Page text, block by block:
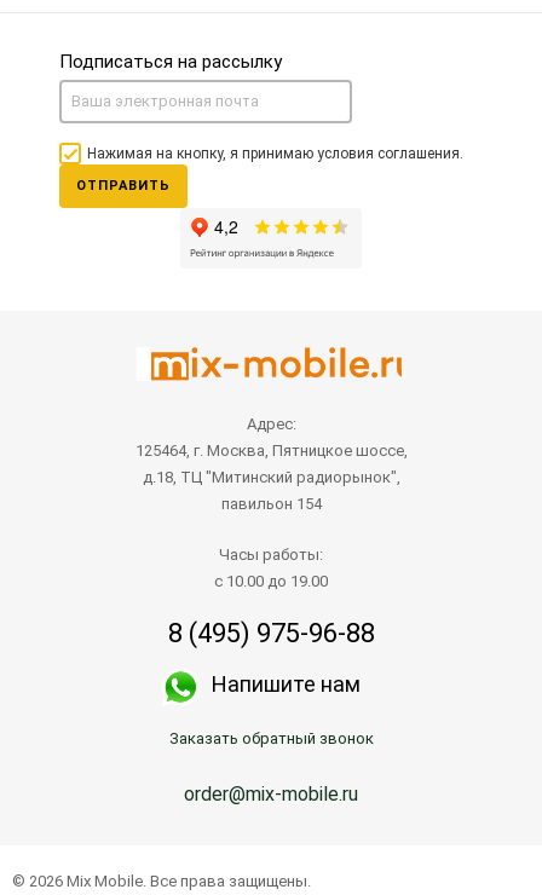
Подписаться на рассылку
Нажимая на кнопку, я принимаю условия соглашения.
ОТПРАВИТЬ
Адрес:
125464, г. Москва, Пятницкое шоссе,
д.18, ТЦ "Митинский радиорынок",
павильон 154
Часы работы:
с 10.00 до 19.00
8 (495) 975-96-88
Напишите нам
Заказать обратный звонок
order@mix-mobile.ru
© 2026 Mix Mobile. Все права защищены.